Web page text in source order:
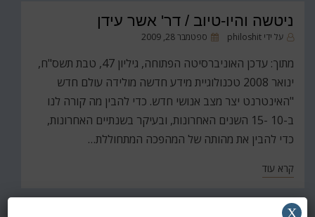
ניטשה והיו-טיוב / דר' אשר עידן
על ידי philoshit
פורסםספטמבר 28, 2009
מתוך: עדכן האוניברסיטה הפתוחה, גיליון 47, טבת תשס"ח,
ינואר 2008 טכנולוגיית מידע חדשה מולידה עולם חדש
"האינטרנט יצר מצב אנושי חדש. כדי להבין מה קורה לנו
ב-10 -15 השנים האחרונות, ובעיקר בשנתיים האחרונות,
כדי להבין את מהותה של המהפכה המתחוללת…
קרא עוד
X